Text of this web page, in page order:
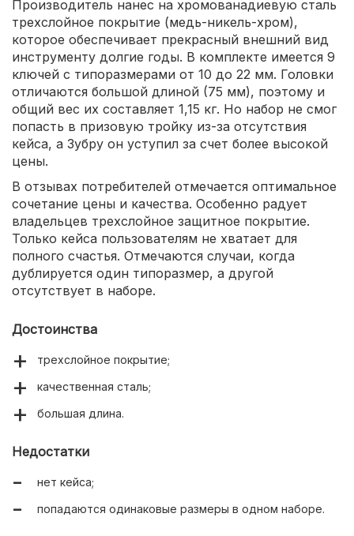
Производитель нанес на хромованадиевую сталь
трехслойное покрытие (медь-никель-хром),
которое обеспечивает прекрасный внешний вид
инструменту долгие годы. В комплекте имеется 9
ключей с типоразмерами от 10 до 22 мм. Головки
отличаются большой длиной (75 мм), поэтому и
общий вес их составляет 1,15 кг. Но набор не смог
попасть в призовую тройку из-за отсутствия
кейса, а Зубру он уступил за счет более высокой
цены.
В отзывах потребителей отмечается оптимальное
сочетание цены и качества. Особенно радует
владельцев трехслойное защитное покрытие.
Только кейса пользователям не хватает для
полного счастья. Отмечаются случаи, когда
дублируется один типоразмер, а другой
отсутствует в наборе.
Достоинства
трехслойное покрытие;
качественная сталь;
большая длина.
Недостатки
нет кейса;
попадаются одинаковые размеры в одном наборе.